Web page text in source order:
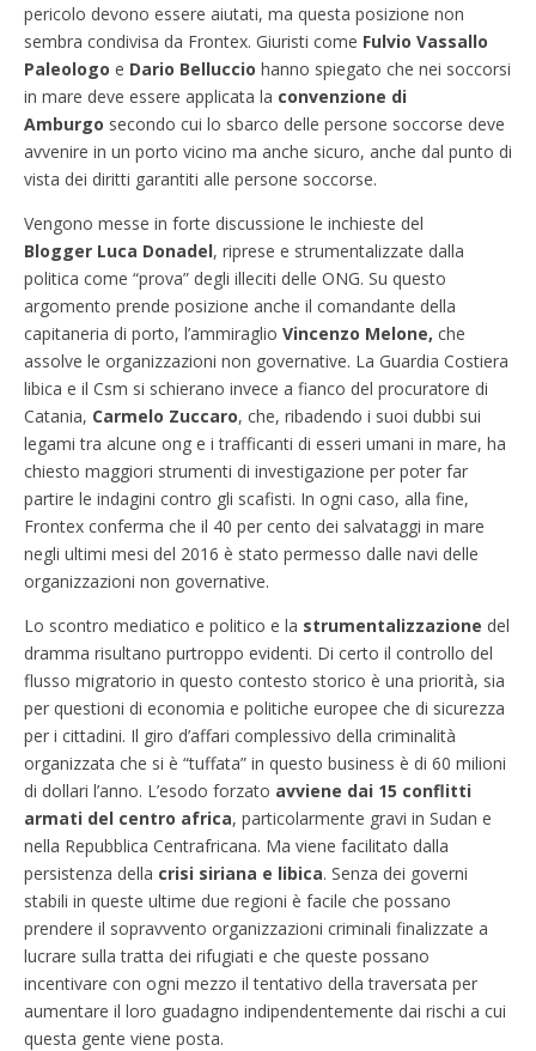
pericolo devono essere aiutati, ma questa posizione non
sembra condivisa da Frontex. Giuristi come Fulvio Vassallo
Paleologo e Dario Belluccio hanno spiegato che nei soccorsi
in mare deve essere applicata la convenzione di
Amburgo secondo cui lo sbarco delle persone soccorse deve
avvenire in un porto vicino ma anche sicuro, anche dal punto di
vista dei diritti garantiti alle persone soccorse.
Vengono messe in forte discussione le inchieste del
Blogger Luca Donadel, riprese e strumentalizzate dalla
politica come “prova” degli illeciti delle ONG. Su questo
argomento prende posizione anche il comandante della
capitaneria di porto, l’ammiraglio Vincenzo Melone, che
assolve le organizzazioni non governative. La Guardia Costiera
libica e il Csm si schierano invece a fianco del procuratore di
Catania, Carmelo Zuccaro, che, ribadendo i suoi dubbi sui
legami tra alcune ong e i trafficanti di esseri umani in mare, ha
chiesto maggiori strumenti di investigazione per poter far
partire le indagini contro gli scafisti. In ogni caso, alla fine,
Frontex conferma che il 40 per cento dei salvataggi in mare
negli ultimi mesi del 2016 è stato permesso dalle navi delle
organizzazioni non governative.
Lo scontro mediatico e politico e la strumentalizzazione del
dramma risultano purtroppo evidenti. Di certo il controllo del
flusso migratorio in questo contesto storico è una priorità, sia
per questioni di economia e politiche europee che di sicurezza
per i cittadini. Il giro d’affari complessivo della criminalità
organizzata che si è “tuffata” in questo business è di 60 milioni
di dollari l’anno. L’esodo forzato avviene dai 15 conflitti
armati del centro africa, particolarmente gravi in Sudan e
nella Repubblica Centrafricana. Ma viene facilitato dalla
persistenza della crisi siriana e libica. Senza dei governi
stabili in queste ultime due regioni è facile che possano
prendere il sopravvento organizzazioni criminali finalizzate a
lucrare sulla tratta dei rifugiati e che queste possano
incentivare con ogni mezzo il tentativo della traversata per
aumentare il loro guadagno indipendentemente dai rischi a cui
questa gente viene posta.